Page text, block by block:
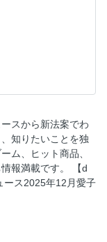
の葛藤
復を！」
極秘交際
リー』打ち上げ
スから新法案でわ
知りたいことを独
ム、ヒット商品、
報満載です。 【d
ース2025年12月愛子